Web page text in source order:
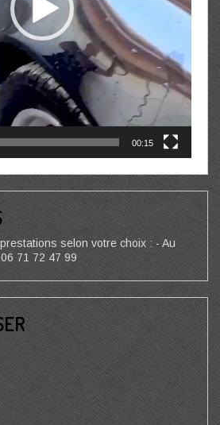
00:15
selon votre choix : - Au
71 72 47 99